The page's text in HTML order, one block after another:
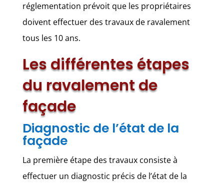
réglementation prévoit que les propriétaires
doivent effectuer des travaux de ravalement
tous les 10 ans.
Les différentes étapes
du ravalement de
façade
Diagnostic de l’état de la
façade
La première étape des travaux consiste à
effectuer un diagnostic précis de l’état de la